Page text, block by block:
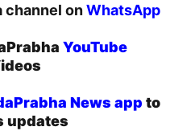
channel onWhatsApp
YouTube
News app to
updates